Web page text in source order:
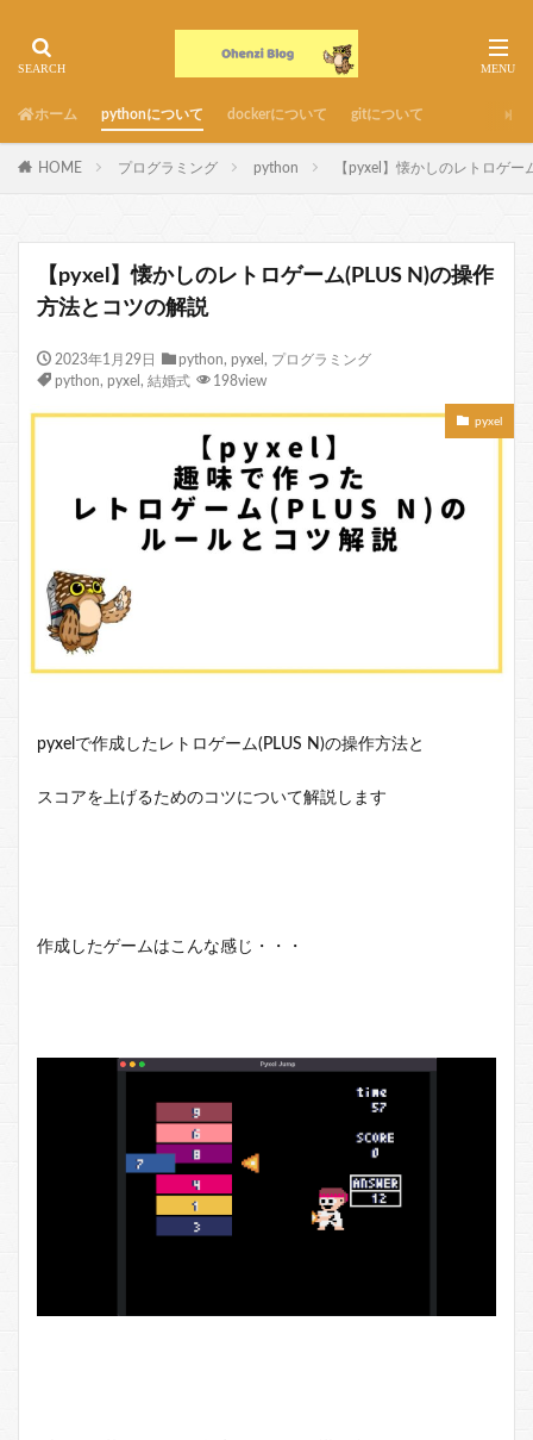
ホーム pythonについて dockerについて gitについて
HOME プログラミング python 【pyxel】懐かしのレトロゲー
【pyxel】懐かしのレトロゲーム(PLUS N)の操作
方法とコツの解説
2023年1月29日 python, pyxel , プログラミング
python, pyxel , 結婚式 198view
pyxel
pyxelで作成したレトロゲーム(PLUS N)の操作方法と
スコアを上げるためのコツについて解説します
作成したゲームはこんな感じ・・・